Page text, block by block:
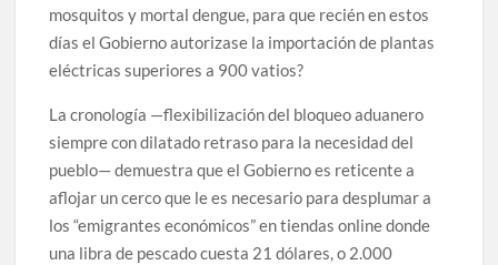
mosquitos y mortal dengue, para que recién en estos
días el Gobierno autorizase la importación de plantas
eléctricas superiores a 900 vatios?
La cronología —flexibilización del bloqueo aduanero
siempre con dilatado retraso para la necesidad del
pueblo— demuestra que el Gobierno es reticente a
aflojar un cerco que le es necesario para desplumar a
los “emigrantes económicos” en tiendas online donde
una libra de pescado cuesta 21 dólares, o 2.000